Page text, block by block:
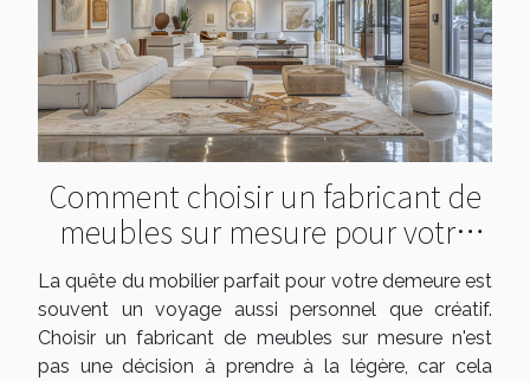
Comment choisir un fabricant de
meubles sur mesure pour votre
maison
La quête du mobilier parfait pour votre demeure est
souvent un voyage aussi personnel que créatif.
Choisir un fabricant de meubles sur mesure n'est
pas une décision à prendre à la légère, car cela